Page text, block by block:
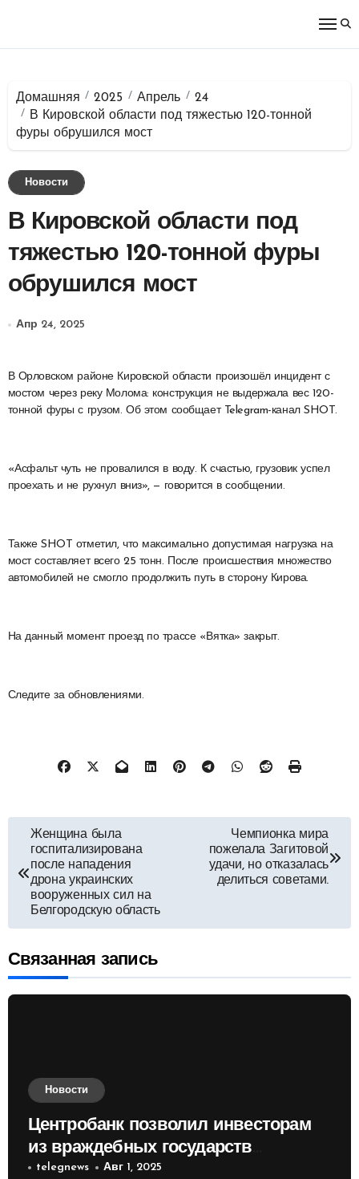
Домашняя 2025 Апрель
24
В Кировской области под тяжестью 120-тонной
фуры обрушился мост
Новости
В Кировской области под
тяжестью 120-тонной фуры
обрушился мост
Апр 24, 2025
В Орловском районе Кировской области произошёл инцидент с
мостом через реку Молома: конструкция не выдержала вес 120-
тонной фуры с грузом. Об этом сообщает Telegram-канал SHOT.
«Асфальт чуть не провалился в воду. К счастью, грузовик успел
проехать и не рухнул вниз», — говорится в сообщении.
Также SHOT отметил, что максимально допустимая нагрузка на
мост составляет всего 25 тонн. После происшествия множество
автомобилей не смогло продолжить путь в сторону Кирова.
На данный момент проезд по трассе «Вятка» закрыт.
Следите за обновлениями.
Навигация
по
записям
Женщина была
госпитализирована
после нападения
дрона украинских
вооруженных сил на
Белгородскую область
Чемпионка мира
пожелала Загитовой
удачи, но отказалась
делиться советами.
Связанная запись
Новости
Центробанк позволил инвесторам
из враждебных государств
приобретать валюту
telegnews Авг 1, 2025